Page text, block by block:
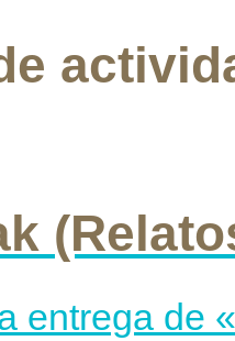
entrega de